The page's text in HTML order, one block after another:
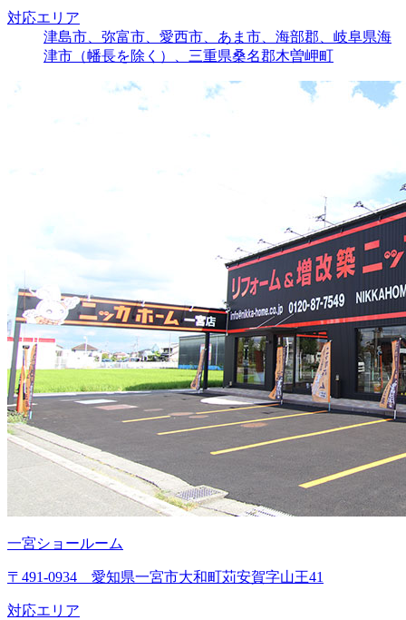
対応エリア
津島市、弥富市、愛西市、あま市、海部郡、岐阜県海
津市（幡長を除く）、三重県桑名郡木曽岬町
一宮ショールーム
〒491-0934 愛知県一宮市大和町苅安賀字山王41
対応エリア